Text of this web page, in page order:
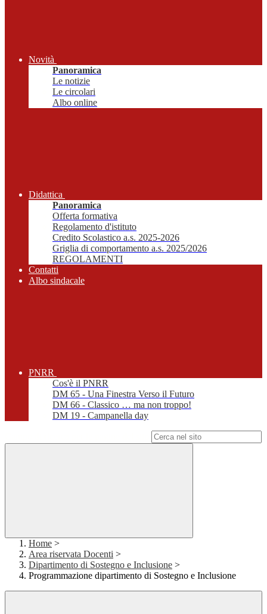
Novità
Panoramica
Le notizie
Le circolari
Albo online
Didattica
Panoramica
Offerta formativa
Regolamento d'istituto
Credito Scolastico a.s. 2025-2026
Griglia di comportamento a.s. 2025/2026
REGOLAMENTI
Contatti
Albo sindacale
PNRR
Cos'è il PNRR
DM 65 - Una Finestra Verso il Futuro
DM 66 - Classico … ma non troppo!
DM 19 - Campanella day
Home >
Area riservata Docenti >
Dipartimento di Sostegno e Inclusione >
Programmazione dipartimento di Sostegno e Inclusione